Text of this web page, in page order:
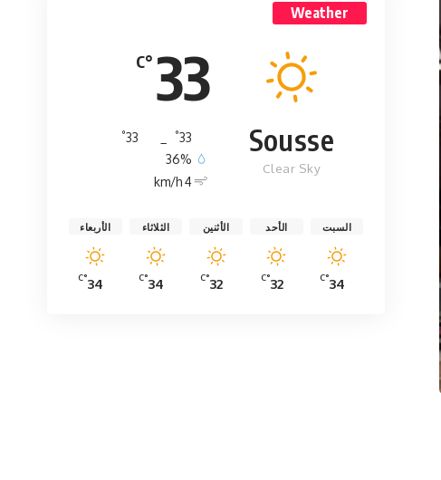
Weather
33
°C
Sousse
Clear Sky
33
°
33
°
36%
4 km/h
السبت
34
°C
الأحد
32
°C
الأثنين
32
°C
الثلاثاء
34
°C
الأربعاء
34
°C